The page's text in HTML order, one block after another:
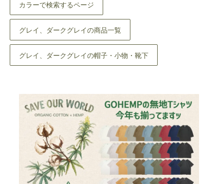
カラーで検索するページ
グレイ、ダークグレイの商品一覧
グレイ、ダークグレイの帽子・小物・靴下